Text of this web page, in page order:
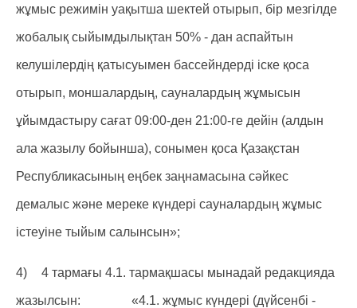
жұмыс режимін уақытша шектей отырып, бір мезгілде
жобалық сыйымдылықтан 50% - дан аспайтын
келушілердің қатысуымен бассейндерді іске қоса
отырып, моншалардың, сауналардың жұмысын
ұйымдастыру сағат 09:00-ден 21:00-ге дейін (алдын
ала жазылу бойынша), сонымен қоса Қазақстан
Республикасының еңбек заңнамасына сәйкес
демалыс және мереке күндері сауналардың жұмыс
істеуіне тыйым салынсын»;
4) 4 тармағы 4.1. тармақшасы мынадай редакцияда
жазылсын: «4.1. жұмыс күндері (дүйсенбі -